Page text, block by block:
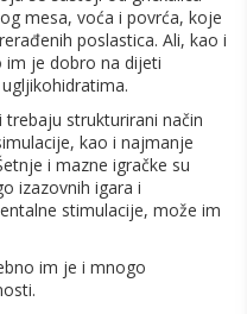
mesa, voća i povrća, koje
poslastica. Ali, kao i
im je dobro na dijeti
trebaju strukturirani način
kao i najmanje
i mazne igračke su
izazovnih igara i
stimulacije, može im
im je i mnogo